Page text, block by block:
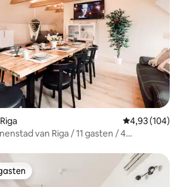
Gemiddelde
4,93 (104)
van Riga / 11 gasten / 4
gasten